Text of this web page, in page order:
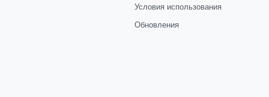
Условия использования
Обновления